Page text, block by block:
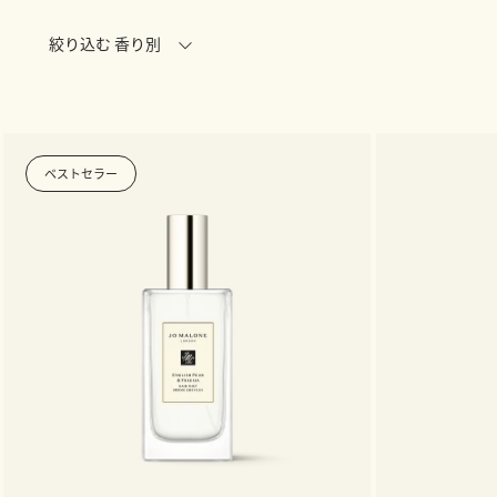
絞り込む 香り別
ベストセラー